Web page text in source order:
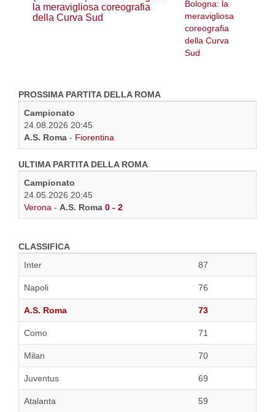
la meravigliosa coreografia
della Curva Sud
PROSSIMA PARTITA DELLA ROMA
Campionato
24.08.2026 20:45
A.S. Roma - Fiorentina
ULTIMA PARTITA DELLA ROMA
Campionato
24.05.2026 20:45
Verona - A.S. Roma 0 - 2
CLASSIFICA
Inter
87
Napoli 76
A.S. Roma 73
Como 71
Milan 70
Juventus 69
Atalanta 59